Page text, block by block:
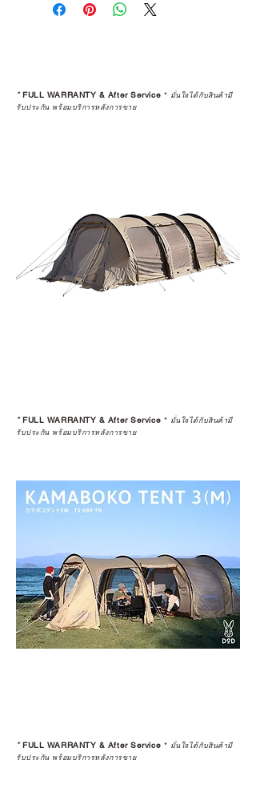
*FULL WARRANTY & After Service * มั่นใจได้กับสินค้ามี
รับประกัน พร้อมบริการหลังการขาย
*FULL WARRANTY & After Service * มั่นใจได้กับสินค้ามี
รับประกัน พร้อมบริการหลังการขาย
*FULL WARRANTY & After Service * มั่นใจได้กับสินค้ามี
รับประกัน พร้อมบริการหลังการขาย